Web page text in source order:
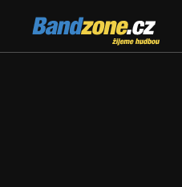
Bandzone.cz
žijeme hudbou